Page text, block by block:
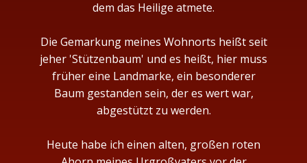
dem das Heilige atmete.
Die Gemarkung meines Wohnorts heißt seit
jeher 'Stützenbaum' und es heißt, hier muss
früher eine Landmarke, ein besonderer
Baum gestanden sein, der es wert war,
abgestützt zu werden.
Heute habe ich einen alten, großen roten